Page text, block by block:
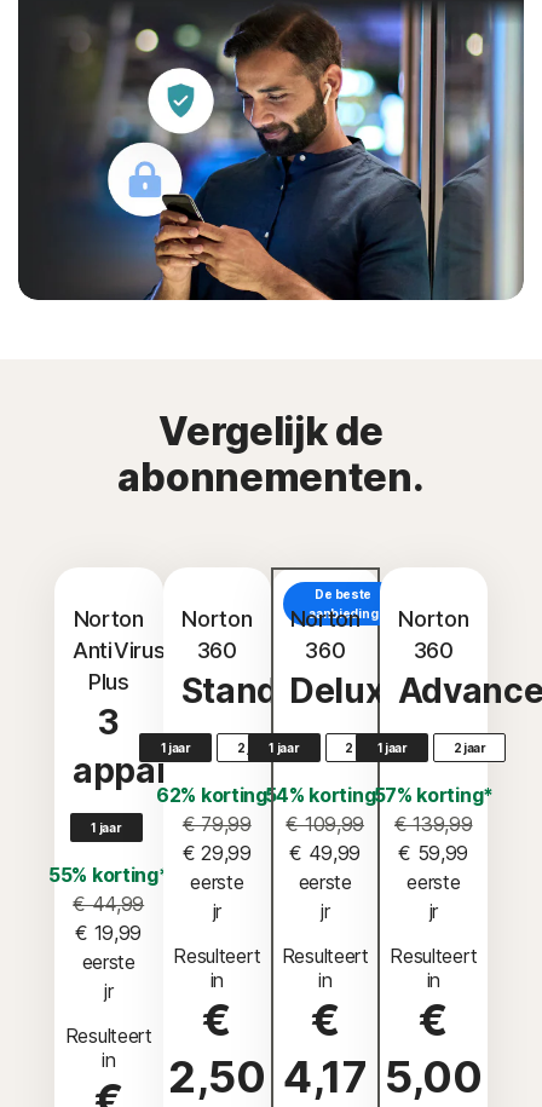
Vergelijk de
abonnementen.
Norton
AntiVirus
Plus
3
apparaten
1 jaar
55% korting*
€ 44,99
€ 19,99
jr
Resulteert
in
Norton
360
Standard
1 jaar 2 jaar
62% korting*
€ 79,99
€ 29,99
eerste
jr
Resulteert
in
€
2,50
De beste
aanbieding
Norton
360
Deluxe
1 jaar 2 jaar
54% korting*
€ 109,99
€ 49,99
jr
Resulteert
in
€
4,17
Norton
360
1 jaar 2 jaar
57% korting*
€ 139,99
€ 59,99
eerste
jr
Resulteert
in
€
5,00